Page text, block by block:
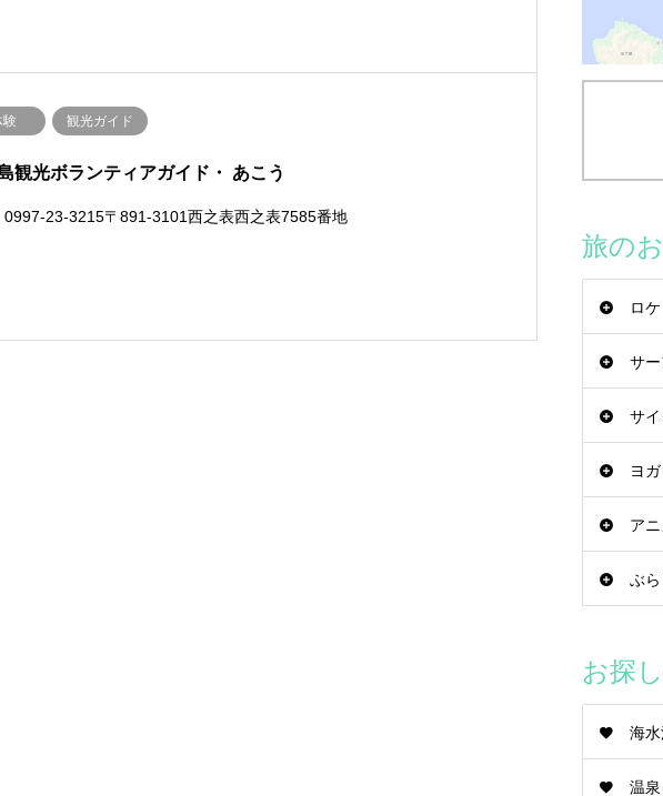
験 観光ガイド
観光ボランティアガイド・ あこう
23-3215〒891-3101西之表西之表7585番地
旅の
ロ
サ
サ
ヨガ
アニ
ぶ
お探
海水
温泉